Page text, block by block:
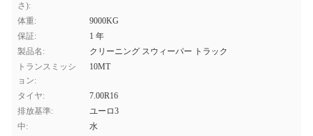
さ):
体重:
9000KG
保証:
1 年
製品名:
クリーニング スウィーパー トラック
トランスミッシ
ョン:
10MT
タイヤ:
7.00R16
排放基準:
ユーロ3
中:
水